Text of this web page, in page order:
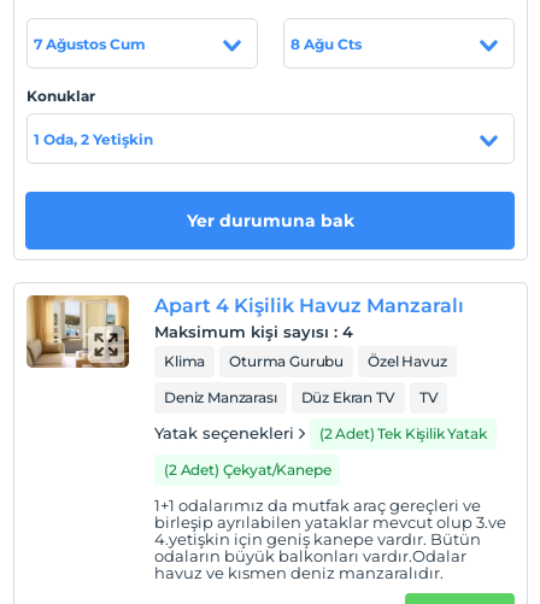
Tesis lokasyon bilgileri
Tesisimiz, Bodrum Milas Havaalanına 35 km., Bodrum
metre ve Gümbet sahile 200 metre yürüyüş
mesafesindedir.
Haritada Göster
Otel koşulları
Check/in
En geç saat 12:00 ve öncesi
Evcil hayvan kabul edilmemektedir.
Odalarda sigara içilmez
7 Ağustos Cum 8 Ağu Cts
Konuklar
1 Oda, 2 Yetişkin
Yer durumuna bak
Apart 4 Kişilik Havuz Manzaralı
Maksimum kişi sayısı : 4
Klima Oturma Gurubu
Özel Havuz
Deniz Manzarası
Düz Ekran TV TV
Yatak seçenekleri
(2 Adet) Tek Kişilik Yatak
(2 Adet) Çekyat/Kanepe
1+1 odalarımız da mutfak araç gereçleri ve
birleşip ayrılabilen yataklar mevcut olup 3.ve
4.yetişkin için geniş kanepe vardır. Bütün
odaların büyük balkonları vardır.Odalar
havuz ve kısmen deniz manzaralıdır.